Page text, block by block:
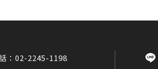
： 02-2245-1198